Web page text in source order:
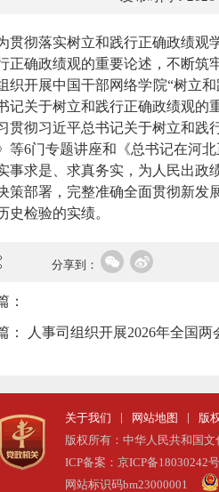
贯彻落实树立和践行正确政绩观
正确政绩观的重要论述，不断筑
织开展中国干部网络学院“树立
记关于树立和践行正确政绩观的
贯彻习近平总书记关于树立和践
等6门专题讲座和《总书记在河
事求是、求真务实，为人民出政
策部署，完整准确全面贯彻新发
史检验的实绩。
分享到：
：
： 人事司组织开展2026年全国